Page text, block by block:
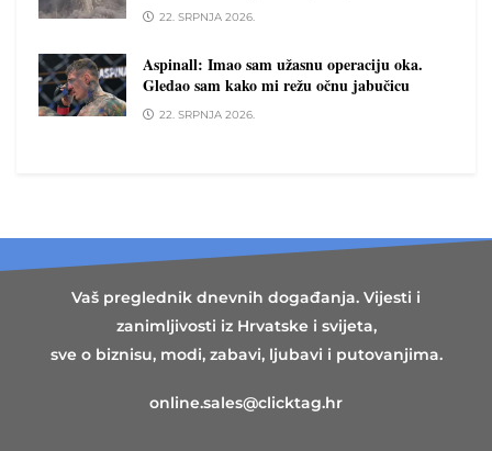
22. SRPNJA 2026.
Aspinall: Imao sam užasnu operaciju oka.
Gledao sam kako mi režu očnu jabučicu
22. SRPNJA 2026.
Vaš preglednik dnevnih događanja. Vijesti i
zanimljivosti iz Hrvatske i svijeta,
sve o biznisu, modi, zabavi, ljubavi i putovanjima.
online.sales@clicktag.hr